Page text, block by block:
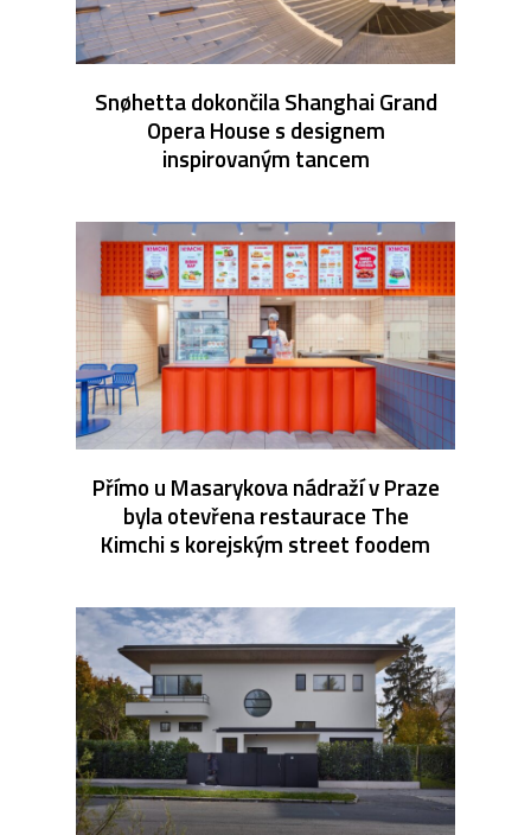
Snøhetta dokončila Shanghai Grand
Opera House s designem
inspirovaným tancem
Přímo u Masarykova nádraží v Praze
byla otevřena restaurace The
Kimchi s korejským street foodem